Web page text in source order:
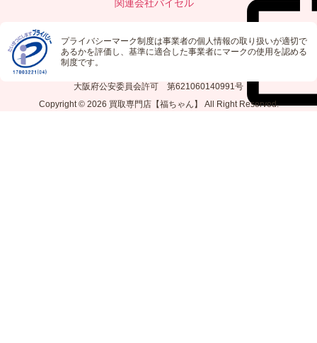
関連会社バイセル
プライバシーマーク制度は事業者の個人情報の取り扱いが適切で
あるかを評価し、基準に適合した事業者にマークの使用を認める
制度です。
大阪府公安委員会許可 第621060140991号
Copyright © 2026 買取専門店【福ちゃん】 All Right Reserved.